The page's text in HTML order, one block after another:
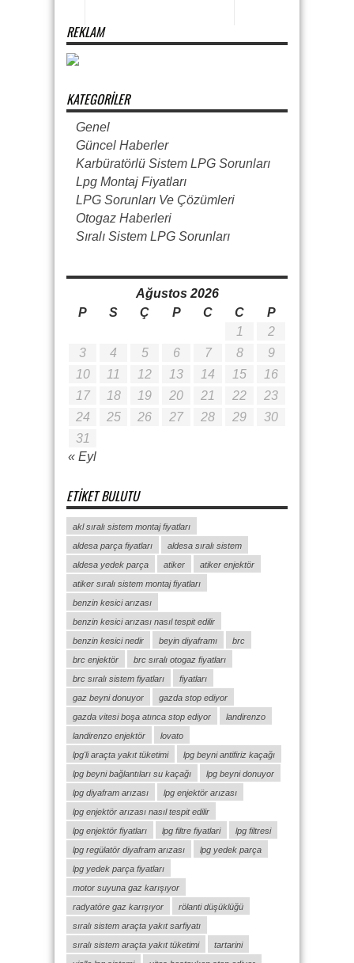
REKLAM
KATEGORILER
Genel
Güncel Haberler
Karbüratörlü Sistem LPG Sorunları
Lpg Montaj Fiyatları
LPG Sorunları Ve Çözümleri
Otogaz Haberleri
Sıralı Sistem LPG Sorunları
Ağustos 2026
P
S Ç P C C P
« Eyl
1
2
3
4 5 6 7 8
9
10
11 12 13 14 15
16
17
18 19 20 21 22
23
24
25 26 27 28 29
30
31
ETIKET BULUTU
akl sıralı sistem montaj fiyatları
aldesa parça fiyatları
aldesa sıralı sistem
aldesa yedek parça
atiker
atiker enjektör
atiker sıralı sistem montaj fiyatları
benzin kesici arızası
benzin kesici arızası nasıl tespit edilir
benzin kesici nedir
beyin diyaframı
brc
brc enjektör
brc sıralı otogaz fiyatları
brc sıralı sistem fiyatları
fiyatları
gaz beyni donuyor
gazda stop ediyor
gazda vitesi boşa atınca stop ediyor
landirenzo
landirenzo enjektör
lovato
lpg'li araçta yakıt tüketimi
lpg beyni antifiriz kaçağı
lpg beyni bağlantıları su kaçağı
lpg beyni donuyor
lpg diyafram arızası
lpg enjektör arızası
lpg enjektör arızası nasıl tespit edilir
lpg enjektör fiyatları
lpg filtre fiyatlari
lpg filtresi
lpg regülatör diyafram arızası
lpg yedek parça
lpg yedek parça fiyatları
motor suyuna gaz karışıyor
radyatöre gaz karışıyor
rölanti düşüklüğü
sıralı sistem araçta yakıt sarfiyatı
sıralı sistem araçta yakıt tüketimi
tartarini